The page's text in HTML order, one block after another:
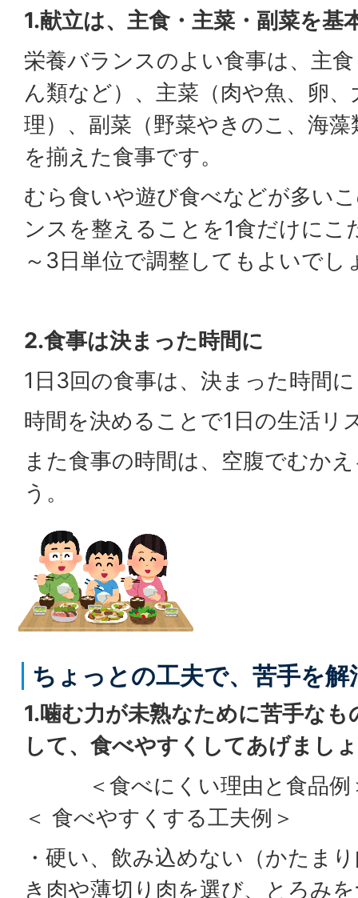
1.献立は、主食・主菜・副菜を基
栄養バランスのよい食事は、主
ん類など）、主菜（肉や魚、卵
理）、副菜（野菜やきのこ、海
を揃えた食事です。
むら食いや遊び食べなどが多い
ンスを整えることを1食だけにこ
～3日単位で調整してもよいでし
2.食事は決まった時間に
1日3回の食事は、決まった時間
時間を決めることで1日の生活リ
また食事の時間は、空腹でむか
う。
ちょっとの工夫で、苦手を解
1.噛む力が未熟なために苦手な
して、食べやすくしてあげまし
＜食べにくい理
＜ 食べやすくする工夫例＞
・硬い、飲み込めない（か
き肉や薄切り肉を選び、とろみ